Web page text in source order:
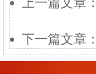
下一篇文章